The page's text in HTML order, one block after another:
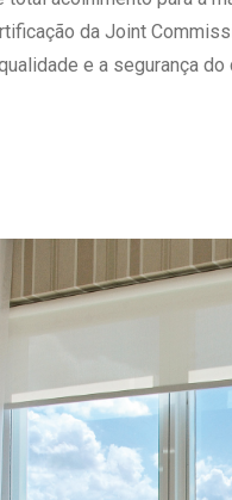
da Joint
e a segurança